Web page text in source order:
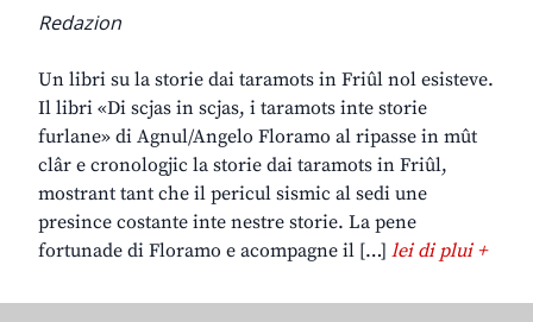
Redazion
Un libri su la storie dai taramots in Friûl nol esisteve.
Il libri «Di scjas in scjas, i taramots inte storie
furlane» di Agnul/Angelo Floramo al ripasse in mût
clâr e cronologjic la storie dai taramots in Friûl,
mostrant tant che il pericul sismic al sedi une
presince costante inte nestre storie. La pene
fortunade di Floramo e acompagne il […] lei di plui +